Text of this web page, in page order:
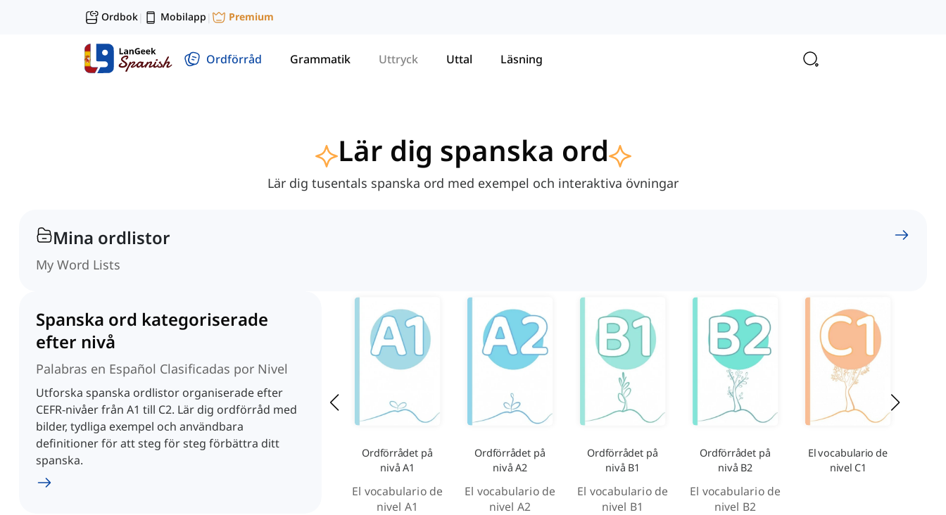
Ordbok| Mobilapp | Premium
Ordförråd Grammatik Uttryck Uttal Läsning
Lär dig spanska ord
Lär dig tusentals spanska ord med exempel och interaktiva övningar
Mina ordlistor
My Word Lists
Spanska ord kategoriserade
efter nivå
Palabras en Español Clasificadas por Nivel
Utforska spanska ordlistor organiserade efter
CEFR-nivåer från A1 till C2. Lär dig ordförråd med
bilder, tydliga exempel och användbara
definitioner för att steg för steg förbättra ditt
spanska.
Ordförrådet på
nivå A1
El vocabulario de
nivel A1
Ordförrådet på
nivå A2
El vocabulario de
nivel A2
Ordförrådet på
nivå B1
El vocabulario de
nivel B1
Ordförrådet på
nivå B2
El vocabulario de
nivel B2
El vocabulario de
nivel C1